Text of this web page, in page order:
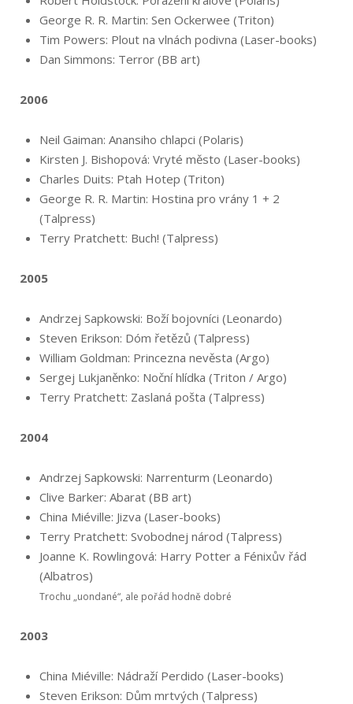
George R. R. Martin: Sen Ockerwee (Triton)
Tim Powers: Plout na vlnách podivna (Laser-books)
Dan Simmons: Terror (BB art)
2006
Neil Gaiman: Anansiho chlapci (Polaris)
Kirsten J. Bishopová: Vryté město (Laser-books)
Charles Duits: Ptah Hotep (Triton)
George R. R. Martin: Hostina pro vrány 1 + 2
(Talpress)
Terry Pratchett: Buch! (Talpress)
2005
Andrzej Sapkowski: Boží bojovníci (Leonardo)
Steven Erikson: Dóm řetězů (Talpress)
William Goldman: Princezna nevěsta (Argo)
Sergej Lukjaněnko: Noční hlídka (Triton / Argo)
Terry Pratchett: Zaslaná pošta (Talpress)
2004
Andrzej Sapkowski: Narrenturm (Leonardo)
Clive Barker: Abarat (BB art)
China Miéville: Jizva (Laser-books)
Terry Pratchett: Svobodnej národ (Talpress)
Joanne K. Rowlingová: Harry Potter a Fénixův řád
(Albatros)
Trochu „uondané“, ale pořád hodně dobré
2003
China Miéville: Nádraží Perdido (Laser-books)
Steven Erikson: Dům mrtvých (Talpress)